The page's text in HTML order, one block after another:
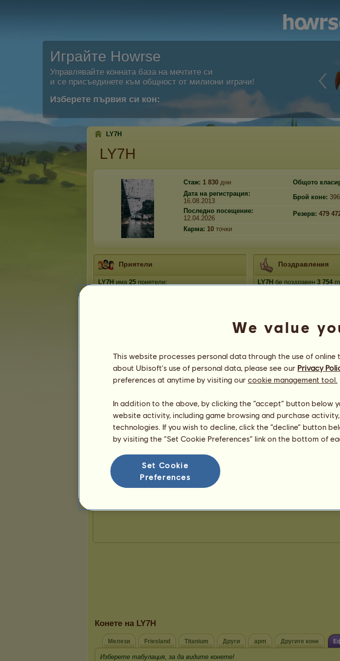
Играйте Howrse
Управлявайте конната база на мечтите си
и се присъединете към общност от милиони играчи!
Изберете първия си кон:
LY7H
LY7H
Стаж: 1 830 дни Общото
Дата на регистрация:
16.08.2013
Брой коне:
Последно посещение:
12.04.2026
Резерв: 479
Карма: 10 точки
Приятели
LY7H има 25 приятели:
2 3 4 5
Поздравления
LY7H бе поздравен 3 754
Mira
преди 29 дни
5 17 74 192
Конете на LY7H
Мелези Friesland Titanium Други apm Другите коне
Изберете табулация, за да видите конете!
We value
This website processes personal data through the use of
about Ubisoft's use of personal data, please see our Privacy
preferences at anytime by visiting our cookie management tool.
In addition to the above, by clicking the “accept” button below
website activity, including game browsing and purchase
technologies. If you wish to decline, click the “decline” button
by visiting the “Set Cookie Preferences” link on the bottom of
Set Cookie
Preferences